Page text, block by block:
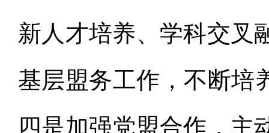
新人才培养、学科交叉
基层盟务工作，不断培
四是加强党盟合作，主